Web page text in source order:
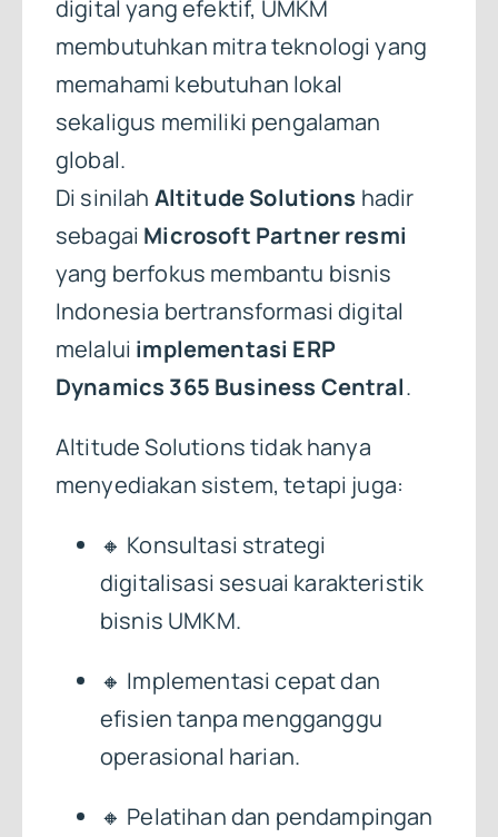
digital yang efektif, UMKM
membutuhkan mitra teknologi yang
memahami kebutuhan lokal
sekaligus memiliki pengalaman
global.
Di sinilah Altitude Solutions hadir
sebagai Microsoft Partner resmi
yang berfokus membantu bisnis
Indonesia bertransformasi digital
melalui implementasi ERP
Dynamics 365 Business Central.
Altitude Solutions tidak hanya
menyediakan sistem, tetapi juga:
🔸 Konsultasi strategi
digitalisasi sesuai karakteristik
bisnis UMKM.
🔸 Implementasi cepat dan
efisien tanpa mengganggu
operasional harian.
🔸 Pelatihan dan pendampingan